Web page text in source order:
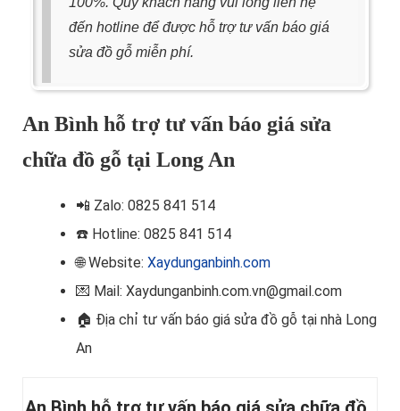
đến hotline để được hỗ trợ tư vấn báo giá
sửa đồ gỗ miễn phí.
An Bình hỗ trợ tư vấn báo giá sửa
chữa đồ gỗ tại Long An
📲 Zalo: 0825 841 514
☎️ Hotline: 0825 841 514
🌐 Website: Xaydunganbinh.com
💌 Mail: Xaydunganbinh.com.vn@gmail.com
🏠 Địa chỉ tư vấn báo giá sửa đồ gỗ tại nhà Long
An